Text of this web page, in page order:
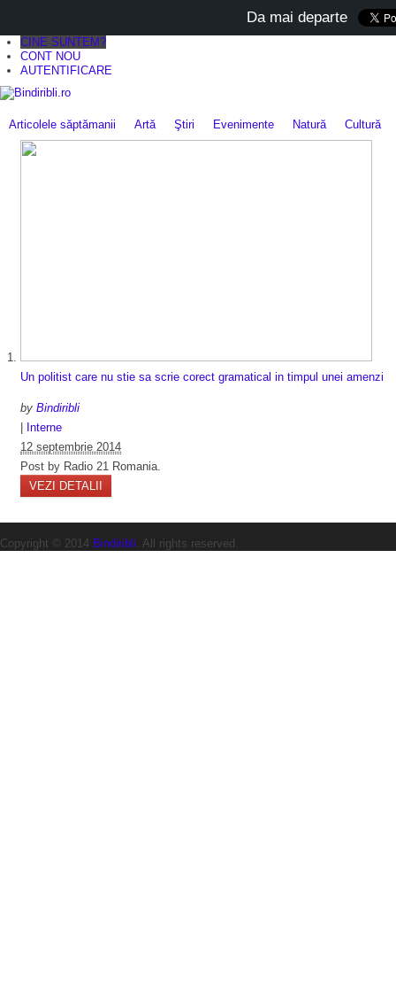
CINE SUNTEM?
CONT NOU
AUTENTIFICARE
Articolele săptămanii Artă Ştiri Evenimente Natură Cultură
Un politist care nu stie sa scrie corect gramatical in timpul unei amenzi
byBindiribli
Interne
12 septembrie 2014
Post by Radio 21 Romania.
VEZI DETALII
Copyright © 2014 Bindiribli . All rights reserved.
Da mai departe